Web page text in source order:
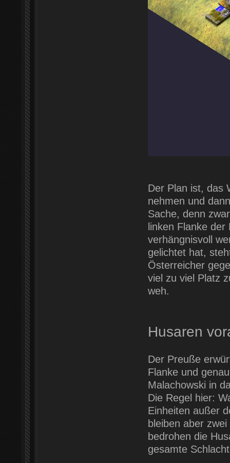
Der Plan ist, das
nehmen und
Sache, denn
linken Flanke
verhängnisvoll
gelichtet hat,
Österreicher
viel zu viel Platz
weh.
Husaren
Der Preuße
Flanke und
Malachowski in
Die Regel hier:
Einheiten außer
bleiben aber
bedrohen die
gesamte